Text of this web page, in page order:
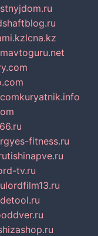
lcna.kz
avtoguru.net
kuryatnik.info
yes-fitness.ru
tishinapve.ru
tv.ru
lordfilm13.ru